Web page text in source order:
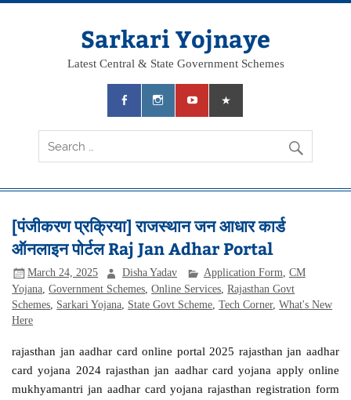
Skip
Sarkari Yojnaye
Latest Central & State Government Schemes
[पंजीकरण प्रक्रिया] राजस्थान जन आधार कार्ड
ऑनलाइन पोर्टल Raj Jan Adhar Portal
March 24, 2025 Disha Yadav Application Form CM
Yojana ,Government Schemes ,Online Services ,Rajasthan Govt
Schemes Sarkari Yojana State Govt Scheme ,Tech Corner,What's New
Here
rajasthan jan aadhar card online portal 2025 rajasthan jan aadhar
card yojana 2024 rajasthan jan aadhar card yojana apply online
mukhyamantri jan aadhar card yojana rajasthan registration form